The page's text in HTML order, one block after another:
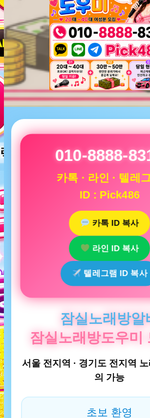
010-8888-
카톡 · 라인 · 텔레
ID : Pick486
카톡 ID 복사
라인 ID 복사
텔레그램 ID 복사
잠실노래방알
잠실노래방도우미
서울 전지역 · 경기도 전지역
의 가능
초보 환영